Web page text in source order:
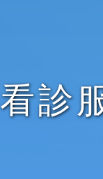
看診